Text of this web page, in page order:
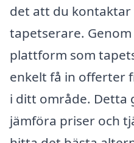
det att du
tapetserare.
plattform som
enkelt få in offerter
i ditt område. Detta
jämföra priser och